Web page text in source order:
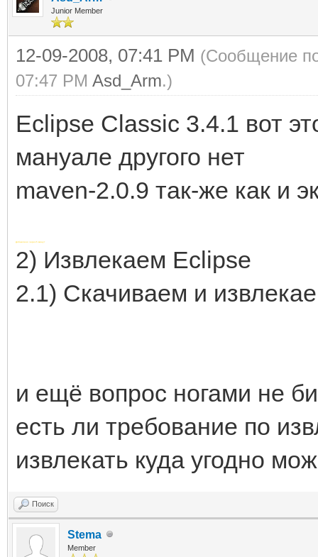
Junior Member
12-09-2008, 07:41 PM (Сообщение
07:47 PM Asd_Arm.)
Eclipse Classic 3.4.1 вот
мануале другого нет
maven-2.0.9 так-же как и
Добавлено через 5 минут
2) Извлекаем Eclipse
2.1) Скачиваем и
и ещё вопрос ногами не
есть ли требование по
извлекать куда угодно
Поиск
Stema
Member